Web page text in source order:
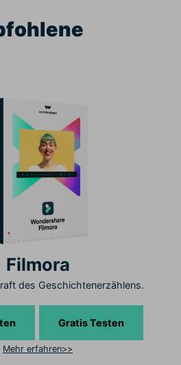
Filmora
des Geschichtenerzählens.
Gratis Testen
Mehr erfahren>>